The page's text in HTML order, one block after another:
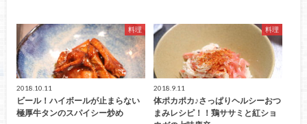
料理
2018.10.11
ビール！ハイボールが止まらない
極厚牛タンのスパイシー炒め
料理
2018.9.11
体ポカポカ♪さっぱりヘルシーおつ
まみレシピ！！鶏ササミと紅ショ